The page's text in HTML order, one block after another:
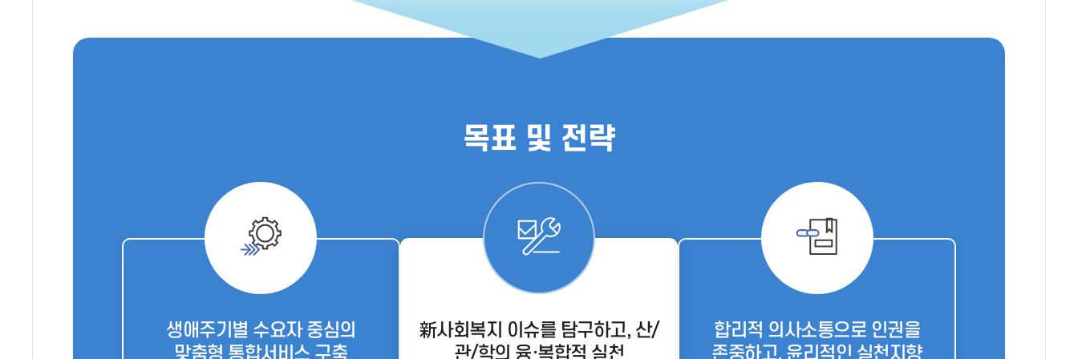
목표 및 전략
생애주기별 수요자 중심의
맞춤형 통합서비스 구축
新사회복지 이슈를 탐구하고, 산/
관/학의 융·복합적 실천
합리적 의사소통으로 인권을
존중하고, 윤리적인 실천지향